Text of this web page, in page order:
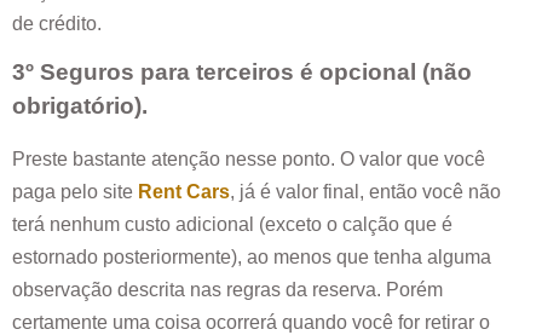
de crédito.
3º Seguros para terceiros é opcional (não
obrigatório).
Preste bastante atenção nesse ponto. O valor que você
paga pelo site Rent Cars, já é valor final, então você não
terá nenhum custo adicional (exceto o calção que é
estornado posteriormente), ao menos que tenha alguma
observação descrita nas regras da reserva. Porém
certamente uma coisa ocorrerá quando você for retirar o